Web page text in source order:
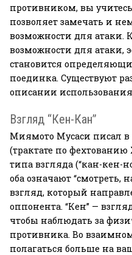
противником, вы учитесь
позволяет замечать и
возможности для атаки.
возможности для атаки,
становится
поединка. Существуют
описании
Взгляд “Кен-Кан”
Миямото Мусаси писал в
(трактате по фехтованию
типа взгляда (“кан-кен-
оба означают “смотреть,
взгляд, который
оппонента. “Кен” —
чтобы наблюдать за
противника. Во
полагаться больше на